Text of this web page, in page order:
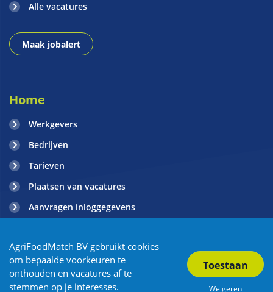
Alle vacatures
Maak jobalert
Home
Werkgevers
Bedrijven
Tarieven
Plaatsen van vacatures
Aanvragen inloggegevens
Blogs
AgriFoodMatch BV gebruikt cookies
om bepaalde voorkeuren te
onthouden en vacatures af te
stemmen op je interesses.
Weigeren